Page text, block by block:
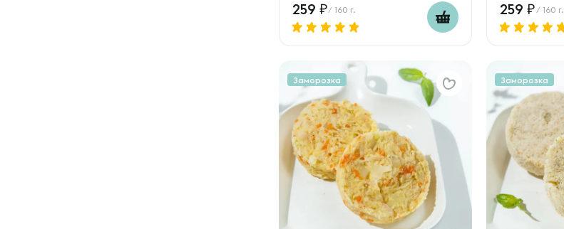
259 / 160 г. 259 / 160 г.
Заморозка Заморозка